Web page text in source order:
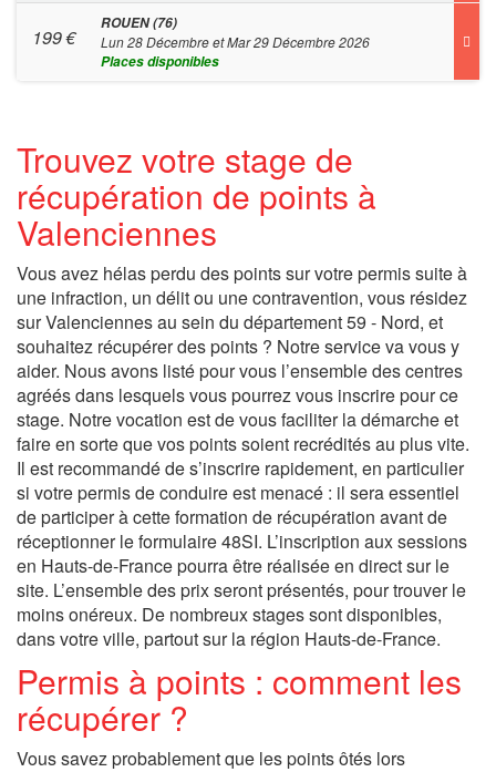
199€
ROUEN (76)
Lun 28 Décembre et Mar 29 Décembre 2026
Places disponibles
Trouvez votre stage de
récupération de points à
Valenciennes
Vous avez hélas perdu des points sur votre permis suite à
une infraction, un délit ou une contravention, vous résidez
sur Valenciennes au sein du département 59 - Nord, et
souhaitez récupérer des points ? Notre service va vous y
aider. Nous avons listé pour vous l’ensemble des centres
agréés dans lesquels vous pourrez vous inscrire pour ce
stage. Notre vocation est de vous faciliter la démarche et
faire en sorte que vos points soient recrédités au plus vite.
Il est recommandé de s’inscrire rapidement, en particulier
si votre permis de conduire est menacé : il sera essentiel
de participer à cette formation de récupération avant de
réceptionner le formulaire 48SI. L’inscription aux sessions
en Hauts-de-France pourra être réalisée en direct sur le
site. L’ensemble des prix seront présentés, pour trouver le
moins onéreux. De nombreux stages sont disponibles,
dans votre ville, partout sur la région Hauts-de-France.
Permis à points : comment les
récupérer ?
Vous savez probablement que les points ôtés lors